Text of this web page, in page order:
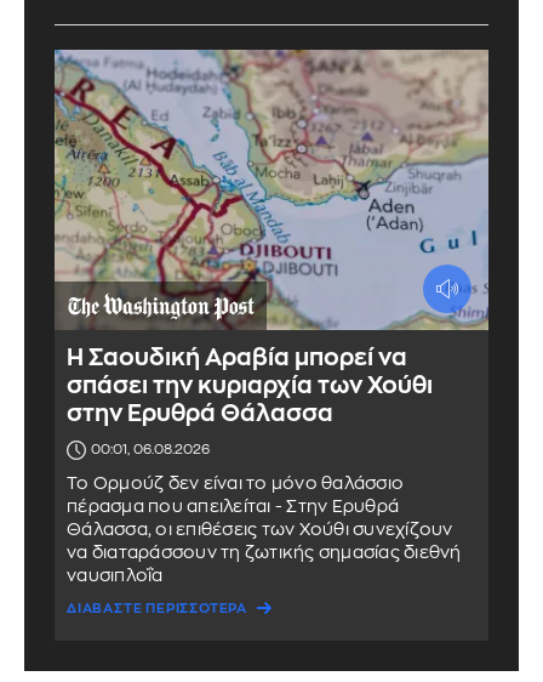
Η Σαουδική Αραβία μπορεί να
σπάσει την κυριαρχία των Χούθι
στην Ερυθρά Θάλασσα
00:01, 06.08.2026
Το Ορμούζ δεν είναι το μόνο θαλάσσιο
πέρασμα που απειλείται - Στην Ερυθρά
Θάλασσα, οι επιθέσεις των Χούθι συνεχίζουν
να διαταράσσουν τη ζωτικής σημασίας διεθνή
ναυσιπλοΐα
ΔΙΑΒΑΣΤΕ ΠΕΡΙΣΣΟΤΕΡΑ